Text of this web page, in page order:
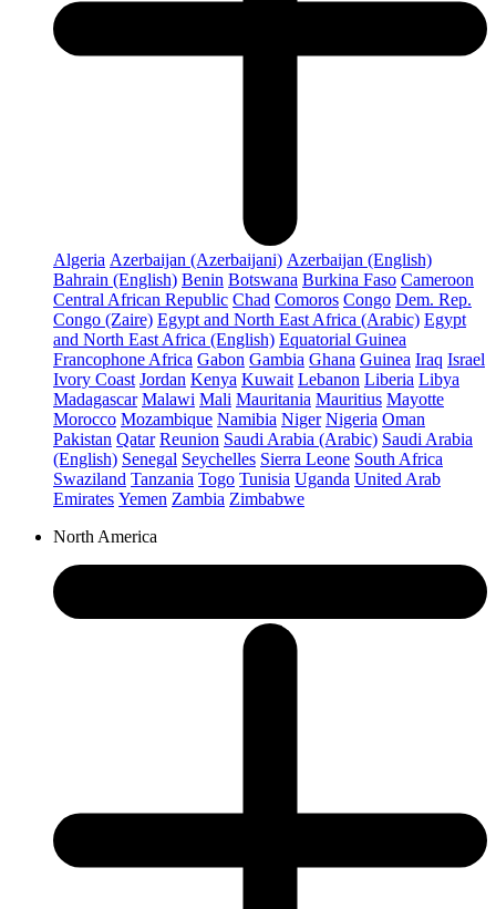
Algeria Azerbaijan (Azerbaijani) Azerbaijan (English)
Bahrain (English) Benin Botswana Burkina Faso Cameroon
Central African Republic Chad Comoros Congo Dem. Rep.
Congo (Zaire) Egypt and North East Africa (Arabic) Egypt
and North East Africa (English) Equatorial Guinea
Francophone Africa Gabon Gambia Ghana Guinea Iraq Israel
Ivory Coast Jordan Kenya Kuwait Lebanon Liberia Libya
Madagascar Malawi Mali Mauritania Mauritius Mayotte
Morocco Mozambique Namibia Niger Nigeria Oman
Pakistan Qatar Reunion Saudi Arabia (Arabic) Saudi Arabia
(English) Senegal Seychelles Sierra Leone South Africa
Swaziland Tanzania Togo Tunisia Uganda United Arab
Emirates Yemen Zambia Zimbabwe
North America